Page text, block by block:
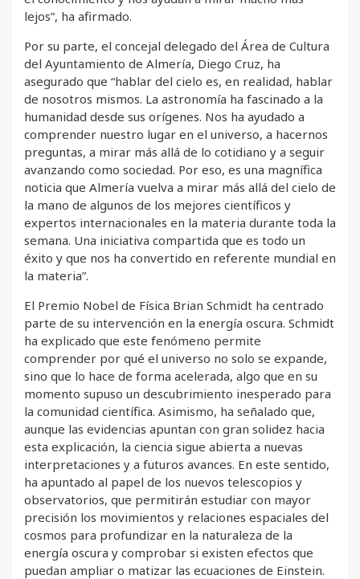
lejos”, ha afirmado.
Por su parte, el concejal delegado del Área de Cultura
del Ayuntamiento de Almería, Diego Cruz, ha
asegurado que “hablar del cielo es, en realidad, hablar
de nosotros mismos. La astronomía ha fascinado a la
humanidad desde sus orígenes. Nos ha ayudado a
comprender nuestro lugar en el universo, a hacernos
preguntas, a mirar más allá de lo cotidiano y a seguir
avanzando como sociedad. Por eso, es una magnífica
noticia que Almería vuelva a mirar más allá del cielo de
la mano de algunos de los mejores científicos y
expertos internacionales en la materia durante toda la
semana. Una iniciativa compartida que es todo un
éxito y que nos ha convertido en referente mundial en
la materia”.
El Premio Nobel de Física Brian Schmidt ha centrado
parte de su intervención en la energía oscura. Schmidt
ha explicado que este fenómeno permite
comprender por qué el universo no solo se expande,
sino que lo hace de forma acelerada, algo que en su
momento supuso un descubrimiento inesperado para
la comunidad científica. Asimismo, ha señalado que,
aunque las evidencias apuntan con gran solidez hacia
esta explicación, la ciencia sigue abierta a nuevas
interpretaciones y a futuros avances. En este sentido,
ha apuntado al papel de los nuevos telescopios y
observatorios, que permitirán estudiar con mayor
precisión los movimientos y relaciones espaciales del
cosmos para profundizar en la naturaleza de la
energía oscura y comprobar si existen efectos que
puedan ampliar o matizar las ecuaciones de Einstein.